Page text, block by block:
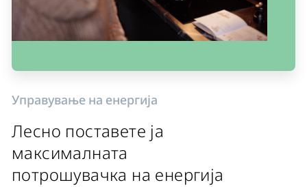
Управување на енергија
Лесно поставете ја
максималната
потрошувачка на енергија